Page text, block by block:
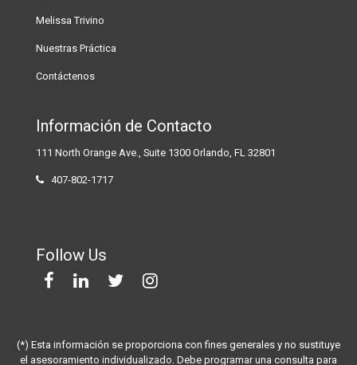
Melissa Trivino
Nuestras Práctica
Contáctenos
Información de Contacto
111 North Orange Ave., Suite 1300 Orlando, FL 32801
407-802-1717
Follow Us
(*) Esta información se proporciona con fines generales y no sustituye
el asesoramiento individualizado. Debe programar una consulta para